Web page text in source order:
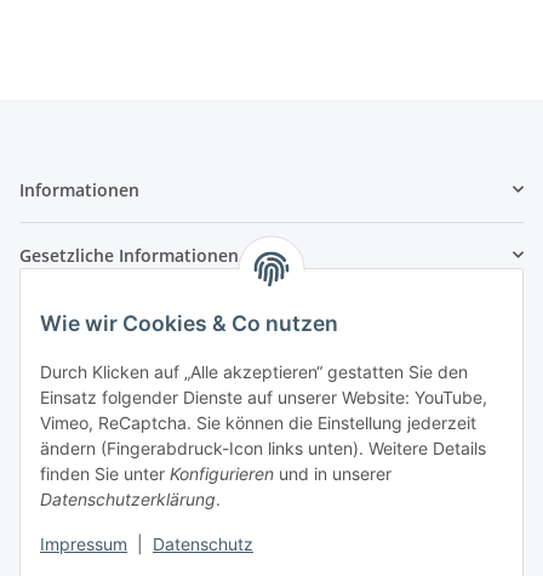
Wie wir Cookies & Co nutzen
Durch Klicken auf „Alle akzeptieren“ gestatten Sie den
Einsatz folgender Dienste auf unserer Website: YouTube,
Vimeo, ReCaptcha. Sie können die Einstellung jederzeit
ändern (Fingerabdruck-Icon links unten). Weitere Details
finden Sie unter Konfigurieren und in unserer
Datenschutzerklärung.
Impressum Datenschutz
Informationen
Gesetzliche Informationen
Zahlungsarten
Versandarten